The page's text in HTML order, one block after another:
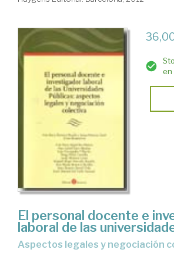
en
El personal docente e
laboral de las
aspectos legales y negociación